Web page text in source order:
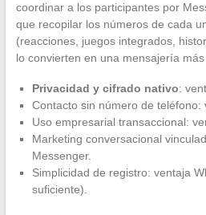
coordinar a los participantes por
que recopilar los números de cada
(reacciones, juegos integrados,
lo convierten en una mensajería
Privacidad y cifrado nativo:
Contacto sin número de teléfono:
Uso empresarial transaccional:
Marketing conversacional
Messenger.
Simplicidad de registro: ventaja
suficiente).